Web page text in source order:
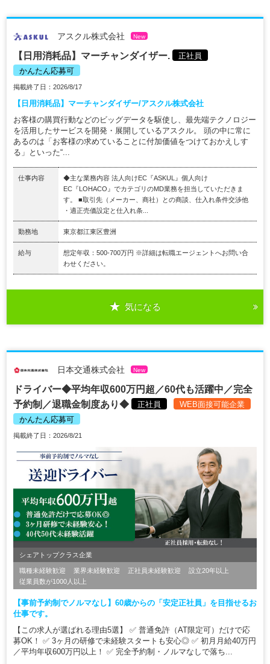
アスクル株式会社 New
【日用消耗品】マーチャンダイザー.
正社員
かんたん応募可
掲載終了日：2026/8/17
【日用消耗品】マーチャンダイザー/アスクル株式会社
お客様の購買行動などのビッグデータを駆使し、最先端テクノロジー
を活用したサービスを開発・展開しているアスクル。 頭の中に常に
あるのは「お客様の求めていることに付加価値をつけておかえしす
る」といった“...
仕事内容
◆主な業務内容 法人向けEC『ASKUL』個人向け
EC『LOHACO』でカテゴリのMD業務を担当していただきま
す。 ■取引先（メーカー、商社）との商談、仕入れ条件交渉他
・適正売価設定と仕入れ条...
勤務地 東京都江東区豊洲
給与
想定年収：500-700万円 ※詳細は転職エージェントへお問い合
わせください。
気になる
日本交通株式会社 New
ドライバー◆平均年収600万円超／60代も活躍中／完全
予約制／退職金制度あり◆
正社員
WEB面接可能企業
かんたん応募可
掲載終了日：2026/8/21
シェアトップクラス企業
職種未経験歓迎 業界未経験歓迎 正社員未経験歓迎
設立20年以上
従業員数が1000人以上
【事前予約制でノルマなし】60歳からの「安定正社員」を目指せるお
仕事です。
【この求人が選ばれる理由5選】 ✅ 普通免許（AT限定可）だけで応
募OK！ ✅ 3ヶ月の研修で未経験スタートも安心◎ ✅ 初月月給40万円
／平均年収600万円以上！ ✅ 完全予約制・ノルマなしで落ち...